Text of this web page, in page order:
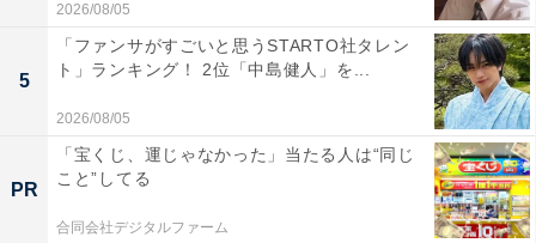
2026/08/05
5
「ファンサがすごいと思うSTARTO社タレン
ト」ランキング！ 2位「中島健人」を...
2026/08/05
PR
「宝くじ、運じゃなかった」当たる人は“同じ
こと”してる
合同会社デジタルファーム